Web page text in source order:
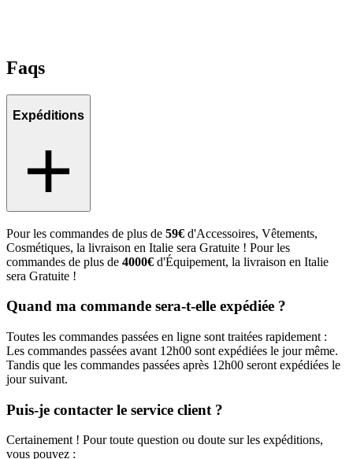
Faqs
Expéditions
Pour les commandes de plus de 59€ d'Accessoires, Vêtements,
Cosmétiques, la livraison en Italie sera Gratuite ! Pour les
commandes de plus de 4000€ d'Équipement, la livraison en Italie
sera Gratuite !
Quand ma commande sera-t-elle expédiée ?
Toutes les commandes passées en ligne sont traitées rapidement :
Les commandes passées avant 12h00 sont expédiées le jour même.
Tandis que les commandes passées après 12h00 seront expédiées le
jour suivant.
Puis-je contacter le service client ?
Certainement ! Pour toute question ou doute sur les expéditions,
vous pouvez :